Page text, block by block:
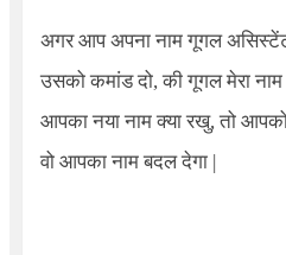
अगर आप अपना नाम गूगल
उसको कमांड दो,की गूगल मेरा
आपका नया नाम क्या रखु,तो
वो आपका नाम बदल देगा |